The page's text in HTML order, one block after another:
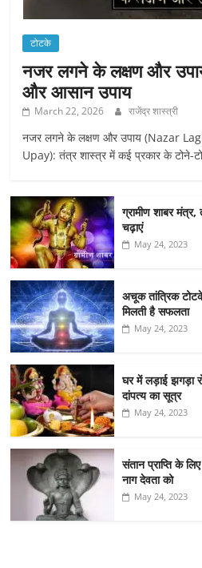
टोटके
नजर लगने के लक्षण और
और आसान उपाय
March 22, 2026 राजेंद्र शास्त्री
नजर लगने के लक्षण और उपाय (Nazar
Upay): तंत्र शास्त्र में कई प्रकार के टोने-
ग्रामीण शाबर
चढ़ाएं
May 24, 2023
अचूक तांत्रिक
मिलती है सफलता
May 24, 2023
घर में लड़ाई झगड़ा
दांपत्य का सूत्र
May 24, 2023
संतान प्राप्ति के
नाग देवता को
May 24, 2023